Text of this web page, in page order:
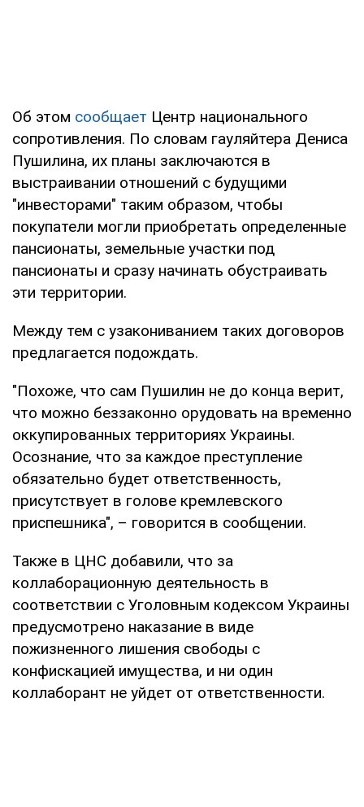
Об этом сообщает Центр национального
сопротивления. По словам гауляйтера Дениса
Пушилина, их планы заключаются в
выстраивании отношений с будущими
"инвесторами" таким образом, чтобы
покупатели могли приобретать определенные
пансионаты, земельные участки под
пансионаты и сразу начинать обустраивать
эти территории.
Между тем с узакониванием таких договоров
предлагается подождать.
"Похоже, что сам Пушилин не до конца верит,
что можно беззаконно орудовать на временно
оккупированных территориях Украины.
Осознание, что за каждое преступление
обязательно будет ответственность,
присутствует в голове кремлевского
приспешника", – говорится в сообщении.
Также в ЦНС добавили, что за
коллаборационную деятельность в
соответствии с Уголовным кодексом Украины
предусмотрено наказание в виде
пожизненного лишения свободы с
конфискацией имущества, и ни один
коллаборант не уйдет от ответственности.